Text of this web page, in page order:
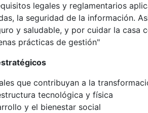
legales y reglamentarios
la seguridad de la información.
y saludable, y por cuidar la casa
prácticas de gestión"
que contribuyan a la
tecnológica y física
y el bienestar social